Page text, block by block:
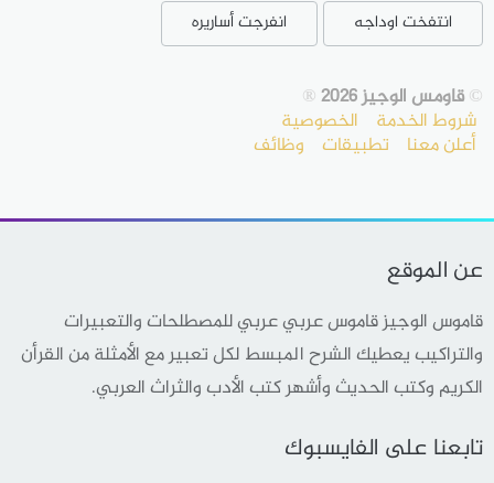
انتفخت اوداجه
انفرجت أساريره
©قاومس الوجيز 2026 ®
شروط الخدمة الخصوصية
أعلن معنا تطبيقات وظائف
عن الموقع
قاموس الوجيز قاموس عربي عربي للمصطلحات والتعبيرات
والتراكيب يعطيك الشرح المبسط لكل تعبير مع الأمثلة من القرأن
الكريم وكتب الحديث وأشهر كتب الأدب والثراث العربي.
تابعنا على الفايسبوك